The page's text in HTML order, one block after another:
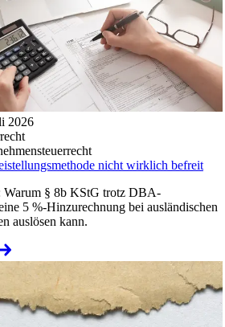
2026
nicht wirklich befreit
Warum § 8b KStG trotz DBA-
5 %-Hinzurechnung bei ausländischen
auslösen kann.